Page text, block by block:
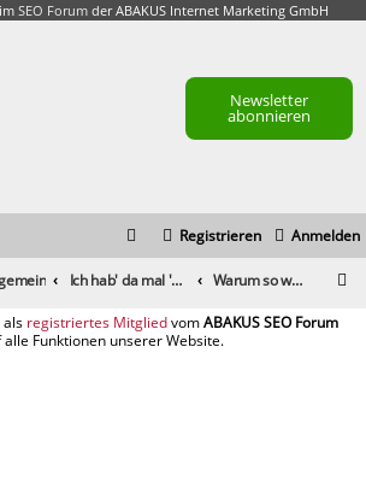
SEO Forumder ABAKUS Internet Marketing GmbH
Newsletter
abonnieren
Anmelden
Registrieren
Ich hab' da mal 'ne Frage Warum so wenig MLM hier im Forum?
registriertes Mitglied